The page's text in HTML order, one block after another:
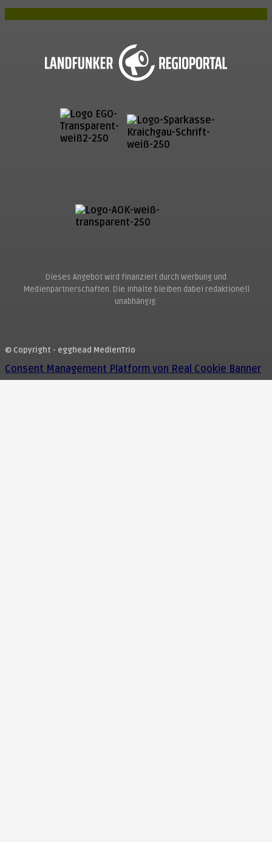
Dieses Angebot wird finanziert durch Werbung und
Medienpartnerschaften. Die Inhalte bleiben dabei redaktionell
unabhängig.
© Copyright - egghead MedienTrio
Consent Management Platform von Real Cookie Banner